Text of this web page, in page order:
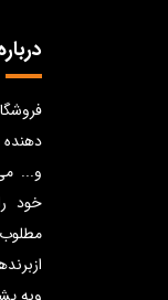
دهنده
و...
خود